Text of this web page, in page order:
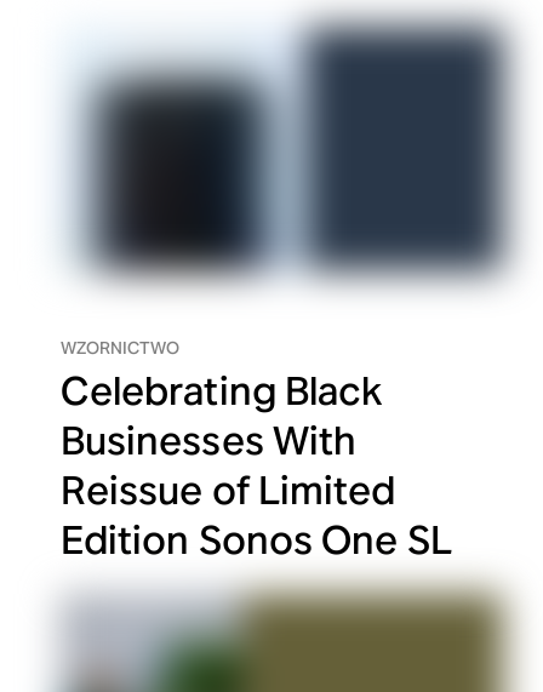
WZORNICTWO
Celebrating Black
Businesses With
Reissue of Limited
Edition Sonos One SL